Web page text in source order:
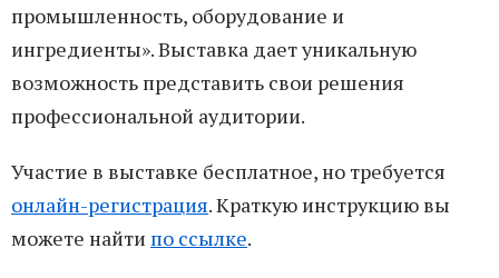
промышленность, оборудование и
ингредиенты». Выставка дает уникальную
возможность представить свои решения
профессиональной аудитории.
Участие в выставке бесплатное, но требуется
онлайн-регистрация. Краткую инструкцию вы
можете найти по ссылке.